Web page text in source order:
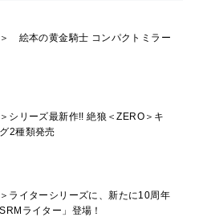
絵本の黄金騎士 コンパクトミラー
シリーズ最新作!! 絶狼＜ZERO＞キ
2種類発売
ライターシリーズに、新たに10周年
ライター」登場！